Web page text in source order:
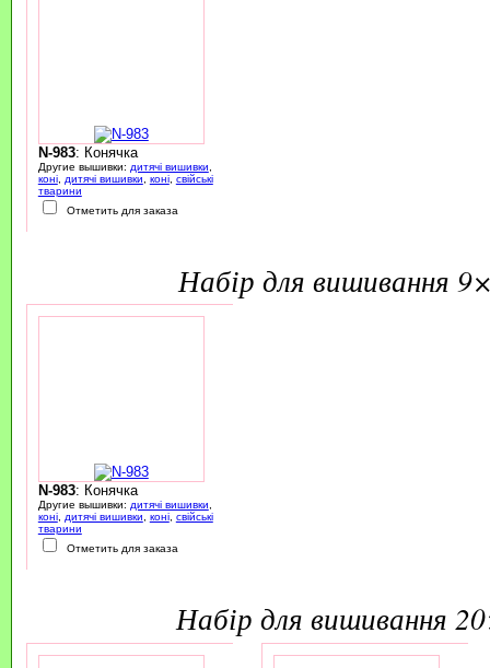
N-983: Конячка
Другие вышивки: дитячі вишивки
коні, дитячі вишивки коні, свійські
тварини
Отметить для заказа
набір для вишивання
N-983: Конячка
Другие вышивки: дитячі вишивки,
коні, дитячі вишивки, коні, свійські
тварини
Отметить для заказа
набір для вишивання